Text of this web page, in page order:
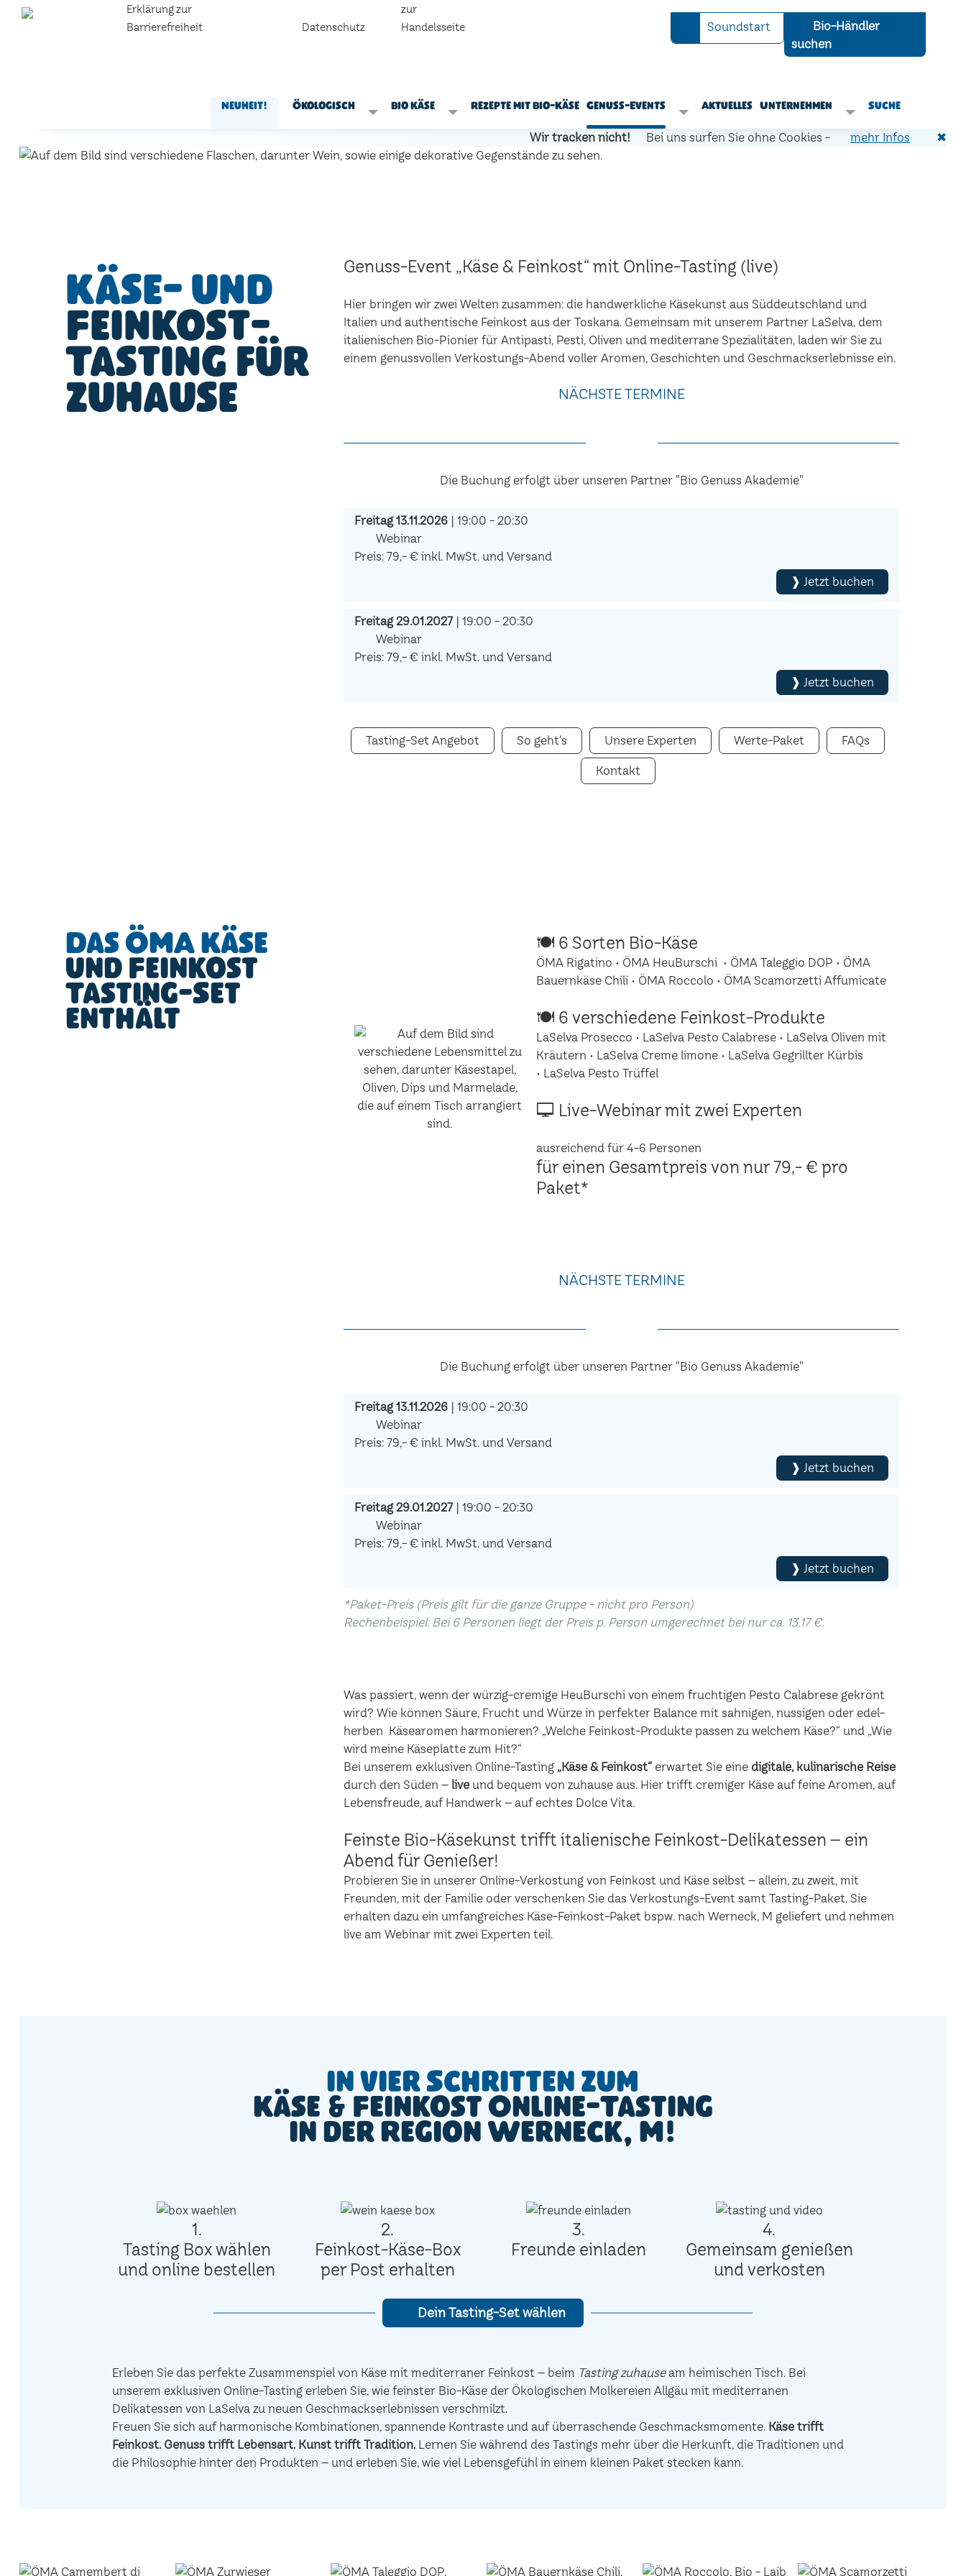
Erklärung zur
Barrierefreiheit
Datenschutz
zur
Handelsseite
Soundstart
Bio-Händler
suchen
Neuheit! Ökologisch Bio Käse Rezepte mit Bio-Käse Genuss-Events Aktuelles Unternehmen Suche
Wir tracken nicht! Bei uns surfen Sie ohne Cookies - mehr Infos ✖
Käse- und
Feinkost-
Tasting für
zuhause
Genuss-Event „Käse & Feinkost“ mit Online-Tasting (live)
Hier bringen wir zwei Welten zusammen: die handwerkliche Käsekunst aus Süddeutschland und
Italien und authentische Feinkost aus der Toskana. Gemeinsam mit unserem Partner LaSelva, dem
italienischen Bio-Pionier für Antipasti, Pesti, Oliven und mediterrane Spezialitäten, laden wir Sie zu
einem genussvollen Verkostungs-Abend voller Aromen, Geschichten und Geschmackserlebnisse ein.
NÄCHSTE TERMINE
Die Buchung erfolgt über unseren Partner "Bio Genuss Akademie"
Freitag 13.11.2026 | 19:00 - 20:30
Webinar
Preis: 79,- € inkl. MwSt. und Versand
❱ Jetzt buchen
Freitag 29.01.2027| 19:00 - 20:30
Webinar
Preis: 79,- € inkl. MwSt. und Versand
❱ Jetzt buchen
Tasting-Set Angebot So geht's Unsere Experten Werte-Paket FAQs
Kontakt
Das ÖMA Käse
und Feinkost
Tasting-Set
enthält
🍽 6 Sorten Bio-Käse
ÖMA Rigatino • ÖMA HeuBurschi • ÖMA Taleggio DOP • ÖMA
Bauernkäse Chili • ÖMA Roccolo • ÖMA Scamorzetti Affumicate
🍽 6 verschiedene Feinkost-Produkte
LaSelva Prosecco • LaSelva Pesto Calabrese • LaSelva Oliven mit
Kräutern • LaSelva Creme limone • LaSelva Gegrillter Kürbis
• LaSelva Pesto Trüffel
🖵 Live-Webinar mit zwei Experten
ausreichend für 4-6 Personen
für einen Gesamtpreis von nur 79,- € pro
Paket*
NÄCHSTE TERMINE
Die Buchung erfolgt über unseren Partner "Bio Genuss Akademie"
Freitag 13.11.2026 | 19:00 - 20:30
Webinar
Preis: 79,- € inkl. MwSt. und Versand
❱ Jetzt buchen
Freitag 29.01.2027| 19:00 - 20:30
Webinar
Preis: 79,- € inkl. MwSt. und Versand
❱ Jetzt buchen
*Paket-Preis (Preis gilt für die ganze Gruppe - nicht pro Person)
Rechenbeispiel: Bei 6 Personen liegt der Preis p. Person umgerechnet bei nur ca. 13,17 €.
Was passiert, wenn der würzig-cremige HeuBurschi von einem fruchtigen Pesto Calabrese gekrönt
wird? Wie können Säure, Frucht und Würze in perfekter Balance mit sahnigen, nussigen oder edel-
herben Käsearomen harmonieren? „Welche Feinkost-Produkte passen zu welchem Käse?“ und „Wie
wird meine Käseplatte zum Hit?“
Bei unserem exklusiven Online-Tasting „Käse & Feinkost“ erwartet Sie eine digitale, kulinarische Reise
durch den Süden – live und bequem von zuhause aus. Hier trifft cremiger Käse auf feine Aromen, auf
Lebensfreude, auf Handwerk – auf echtes Dolce Vita.
Feinste Bio-Käsekunst trifft italienische Feinkost-Delikatessen – ein
Abend für Genießer!
Probieren Sie in unserer Online-Verkostung von Feinkost und Käse selbst – allein, zu zweit, mit
Freunden, mit der Familie oder verschenken Sie das Verkostungs-Event samt Tasting-Paket. Sie
erhalten dazu ein umfangreiches Käse-Feinkost-Paket bspw. nach Werneck, M geliefert und nehmen
live am Webinar mit zwei Experten teil.
In vier Schritten zum
Käse & Feinkost Online-Tasting
in der Region Werneck, M!
1.
Tasting Box wählen
und online bestellen
2.
Feinkost-Käse-Box
per Post erhalten
3.
Freunde einladen
4.
Gemeinsam genießen
und verkosten
Dein Tasting-Set wählen
Erleben Sie das perfekte Zusammenspiel von Käse mit mediterraner Feinkost – beim Tasting zuhauseam heimischen Tisch. Bei
unserem exklusiven Online-Tasting erleben Sie, wie feinster Bio-Käse der Ökologischen Molkereien Allgäu mit mediterranen
Delikatessen von LaSelva zu neuen Geschmackserlebnissen verschmilzt.
Freuen Sie sich auf harmonische Kombinationen, spannende Kontraste und auf überraschende Geschmacksmomente. Käse trifft
Feinkost. Genuss trifft Lebensart. Kunst trifft Tradition.Lernen Sie während des Tastings mehr über die Herkunft, die Traditionen und
die Philosophie hinter den Produkten – und erleben Sie, wie viel Lebensgefühl in einem kleinen Paket stecken kann.